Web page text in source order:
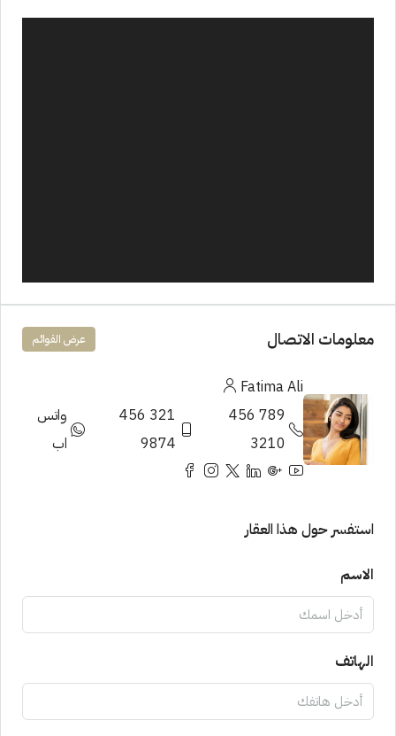
معلومات الاتصال عرض القوائم
Fatima Ali
789 456
3210
321 456
9874
واتس
اب
استفسر حول هذا العقار
الاسم
الهاتف